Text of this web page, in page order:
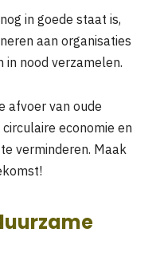
in goede staat is,
aan organisaties
in nood verzamelen.
afvoer van oude
economie en
verminderen. Maak